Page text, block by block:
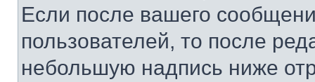
Если после вашего
пользователей, то после
небольшую надпись ниже